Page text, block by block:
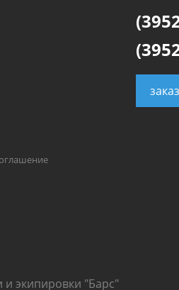
и экипировки "Барс"